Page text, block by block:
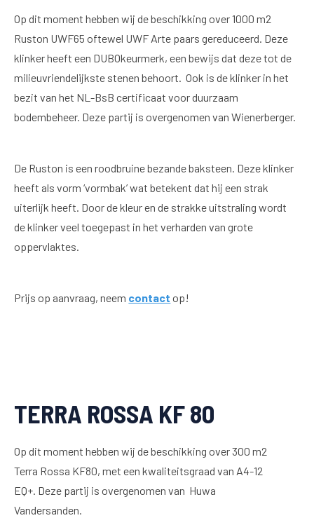
Op dit moment hebben wij de beschikking over 1000 m2
Ruston UWF65 oftewel UWF Arte paars gereduceerd. Deze
klinker heeft een DUBOkeurmerk, een bewijs dat deze tot de
milieuvriendelijkste stenen behoort. Ook is de klinker in het
bezit van het NL-BsB certificaat voor duurzaam
bodembeheer. Deze partij is overgenomen van Wienerberger.
De Ruston is een roodbruine bezande baksteen. Deze klinker
heeft als vorm ‘vormbak’ wat betekent dat hij een strak
uiterlijk heeft. Door de kleur en de strakke uitstraling wordt
de klinker veel toegepast in het verharden van grote
oppervlaktes.
Prijs op aanvraag, neem contact op!
TERRA ROSSA KF 80
Op dit moment hebben wij de beschikking over 300 m2
Terra Rossa KF80, met een kwaliteitsgraad van A4-12
EQ+. Deze partij is overgenomen van Huwa
Vandersanden.